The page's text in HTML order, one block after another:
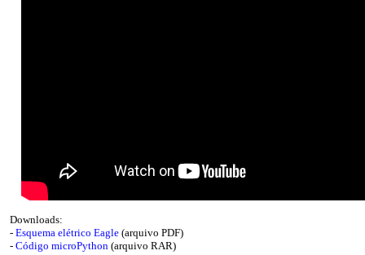
Downloads:
- Esquema elétrico Eagle (arquivo PDF)
- Código microPython (arquivo RAR)